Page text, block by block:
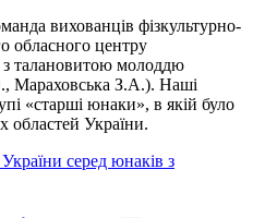
вихованців фізкультурно-
обласного центру
з талановитою молоддю
Мараховська З.А.). Наші
«старші юнаки», в якій було
областей України.
серед юнаків з